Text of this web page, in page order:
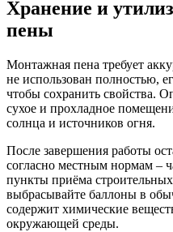
Хранение и
пены
Монтажная пена требует
не использован полностью,
чтобы сохранить свойства.
сухое и прохладное
солнца и источников огня.
После завершения работы
согласно местным нормам –
пункты приёма
выбрасывайте баллоны в
содержит химические
окружающей среды.